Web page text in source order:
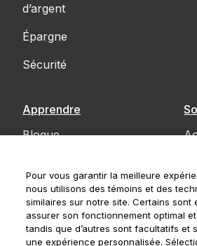
d’argent
Épargne
Sécurité
Apprendre
Blogue
Pour vous garantir la meilleure
nous utilisons des témoins et des
similaires sur notre site. Certains sont
assurer son fonctionnement optimal
tandis que d’autres sont facultatifs et
une expérience personnalisée.